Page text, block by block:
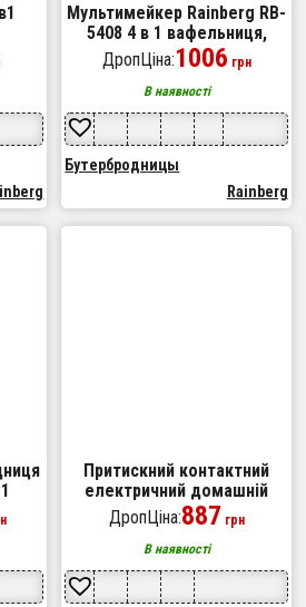
Мультимейкер Rainberg RB-
5408 4 в 1 вафельниця,
бутербродниця, ліщина,
гриль 2200Вт електрогриль
ДропЦіна:1006 грн
В наявності
Бутербродницы
Rainberg
із
Притискний контактний
електричний домашній
гриль Rainberg RB-2274 з
антипригарним покриттям
1800Вт
ДропЦіна:887 грн
В наявності